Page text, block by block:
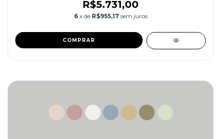
R$5.731,00
6 x de R$955,17 sem juros
COMPRAR